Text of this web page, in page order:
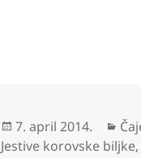
Objavljeno
7. april 2014.
Jestive korovske biljke,